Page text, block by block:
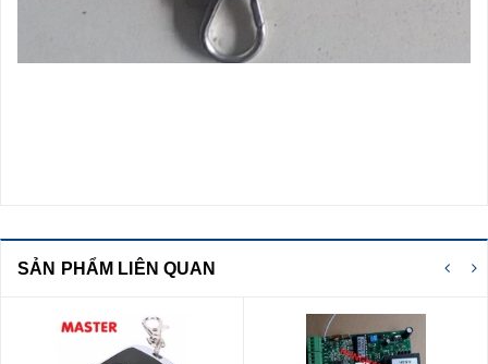
SẢN PHẨM LIÊN QUAN